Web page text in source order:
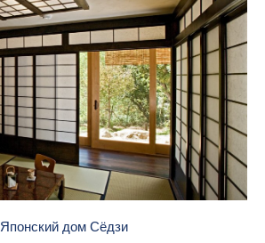
Японский дом Сёдзи